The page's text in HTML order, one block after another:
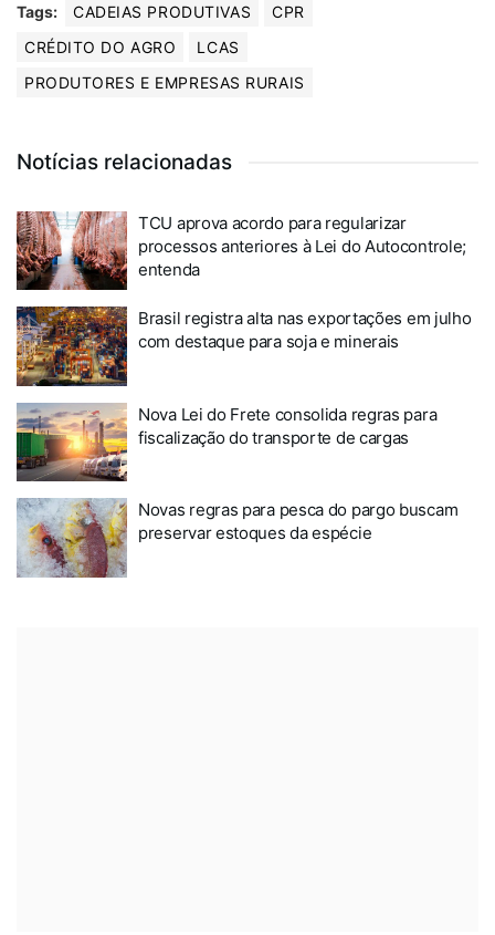
Tags: CADEIAS PRODUTIVAS
CPR
CRÉDITO DO AGRO
LCAS
PRODUTORES E EMPRESAS RURAIS
Notícias relacionadas
TCU aprova acordo para regularizar
processos anteriores à Lei do Autocontrole;
entenda
Brasil registra alta nas exportações em julho
com destaque para soja e minerais
Nova Lei do Frete consolida regras para
fiscalização do transporte de cargas
Novas regras para pesca do pargo buscam
preservar estoques da espécie